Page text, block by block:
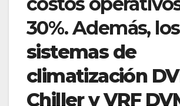
30%. Además, los
sistemas de
climatización
Chiller y VRF